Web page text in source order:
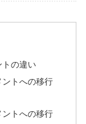
トの違い
ントへの移行
ントへの移行